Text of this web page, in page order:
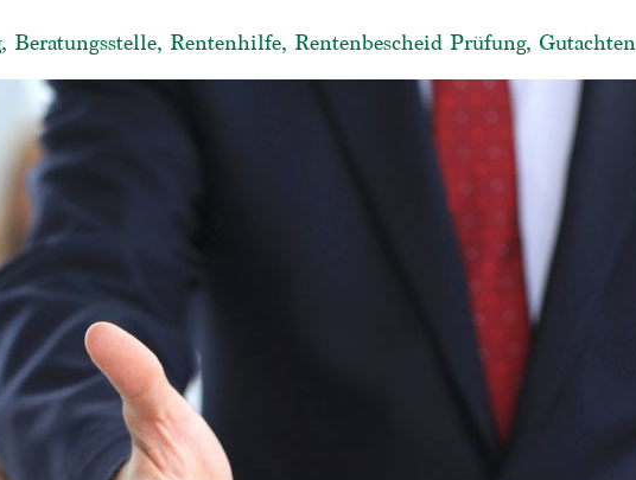
Beratungsstelle, Rentenhilfe, Rentenbescheid Prüfung, Gutachten